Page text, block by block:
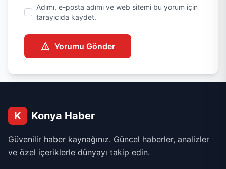
Adımı, e-posta adımı ve web sitemi bu yorum için
tarayıcıda kaydet.
Yorumu Gönder
K Konya Haber
Güvenilir haber kaynağınız. Güncel haberler, analizler
ve özel içeriklerle dünyayı takip edin.